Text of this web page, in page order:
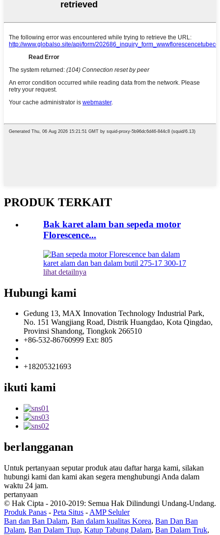
PRODUK TERKAIT
Bak karet alam ban sepeda motor
Florescence...
lihat detailnya
Hubungi kami
Gedung 13, MAX Innovation Technology Industrial Park,
No. 151 Wangjiang Road, Distrik Huangdao, Kota Qingdao,
Provinsi Shandong, Tiongkok 266510
+86-532-86760999 Ext: 805
+18205321693
ikuti kami
berlangganan
Untuk pertanyaan seputar produk atau daftar harga kami, silakan
hubungi kami dan kami akan segera menghubungi Anda dalam
waktu 24 jam.
pertanyaan
© Hak Cipta - 2010-2019: Semua Hak Dilindungi Undang-Undang.
Produk Panas - Peta Situs - AMP Seluler
Ban dan Ban Dalam, Ban dalam kualitas Korea, Ban Dan Ban
Dalam, Ban Dalam Tiup, Katup Tabung Dalam, Ban Dalam Truk,